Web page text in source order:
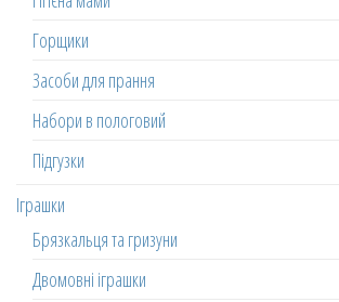
Горщики
Засоби для прання
Набори в пологовий
Підгузки
Іграшки
Брязкальця та гризуни
Двомовні іграшки